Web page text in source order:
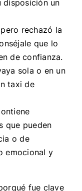
disposición un
rechazó la
que lo
de confianza.
sola o en un
taxi de
que pueden
o de
emocional y